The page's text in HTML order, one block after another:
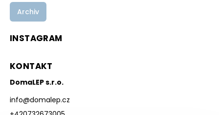
Archiv
INSTAGRAM
KONTAKT
DomaLEP s.r.o.
info@domalep.cz